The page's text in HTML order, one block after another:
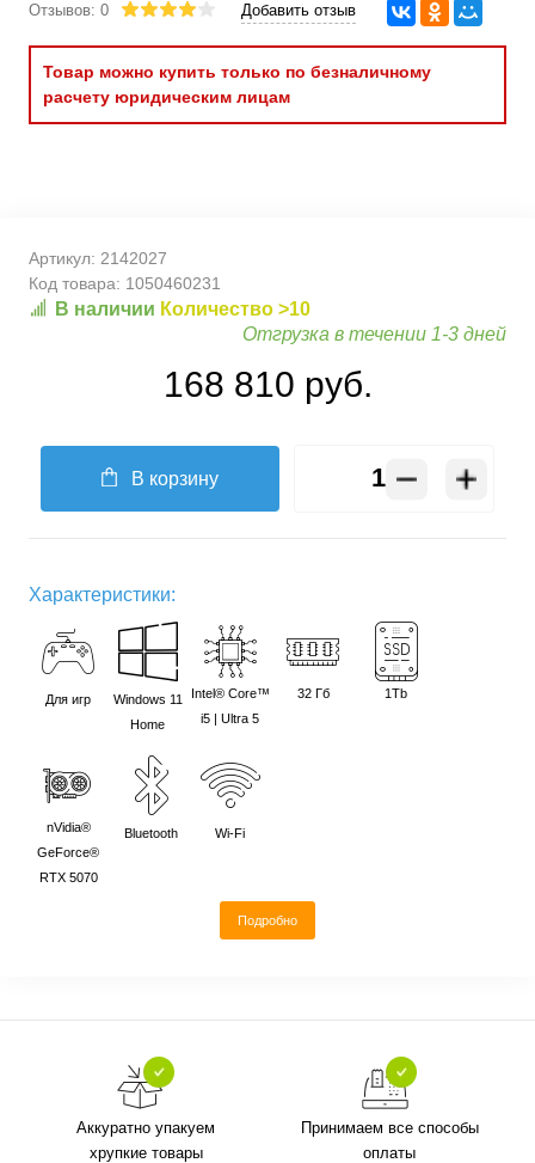
Отзывов: 0 Добавить отзыв
Товар можно купить только по безналичному
расчету юридическим лицам
Артикул: 2142027
Код товара: 1050460231
В наличии Количество >10
Отгрузка в течении 1-3 дней
168 810 руб.
В корзину
Характеристики:
Для игр
Windows 11
Home
Intel® Core™
i5 | Ultra 5
32 Гб 1Tb
nVidia®
GeForce®
RTX 5070
Bluetooth Wi-Fi
Подробно
Аккуратно упакуем
хрупкие товары
Принимаем все способы
оплаты